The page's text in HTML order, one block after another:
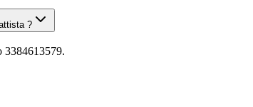
?
3384613579.